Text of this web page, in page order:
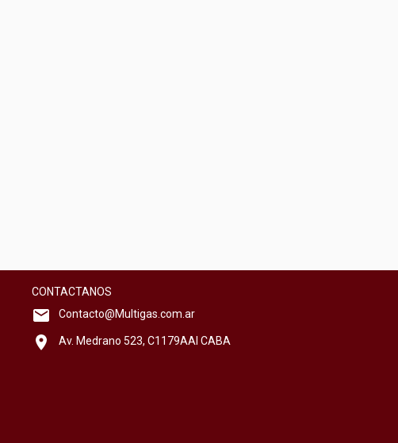
CONTACTANOS
Contacto@Multigas.com.ar
Av. Medrano 523, C1179AAI CABA